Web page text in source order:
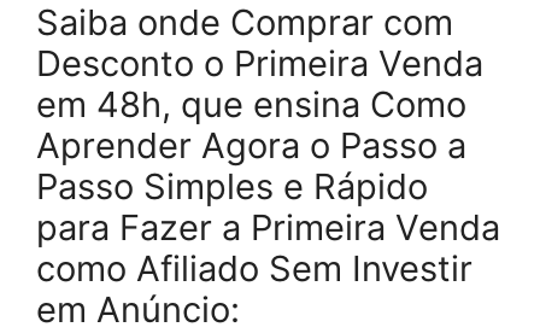
Saiba onde Comprar com
Desconto o Primeira Venda
em 48h, que ensina Como
Aprender Agora o Passo a
Passo Simples e Rápido
para Fazer a Primeira Venda
como Afiliado Sem Investir
em Anúncio: